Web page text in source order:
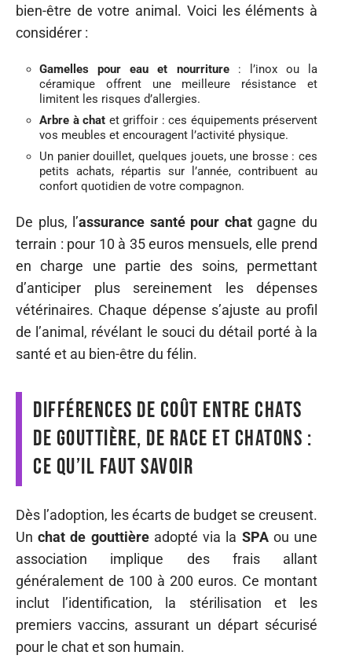
bien-être de votre animal. Voici les éléments à
considérer :
Gamelles pour eau et nourriture: l’inox ou la
céramique offrent une meilleure résistance et
limitent les risques d’allergies.
Arbre à chat et griffoir : ces équipements préservent
vos meubles et encouragent l’activité physique.
Un panier douillet, quelques jouets, une brosse : ces
petits achats, répartis sur l’année, contribuent au
confort quotidien de votre compagnon.
De plus, l’assurance santé pour chatgagne du
terrain : pour 10 à 35 euros mensuels, elle prend
en charge une partie des soins, permettant
d’anticiper plus sereinement les dépenses
vétérinaires. Chaque dépense s’ajuste au profil
de l’animal, révélant le souci du détail porté à la
santé et au bien-être du félin.
Différences de coût entre chats
de gouttière, de race et chatons :
ce qu’il faut savoir
Dès l’adoption, les écarts de budget se creusent.
Unchat de gouttièreadopté via la SPAou une
association implique des frais allant
généralement de 100 à 200 euros. Ce montant
inclut l’identification, la stérilisation et les
premiers vaccins, assurant un départ sécurisé
pour le chat et son humain.